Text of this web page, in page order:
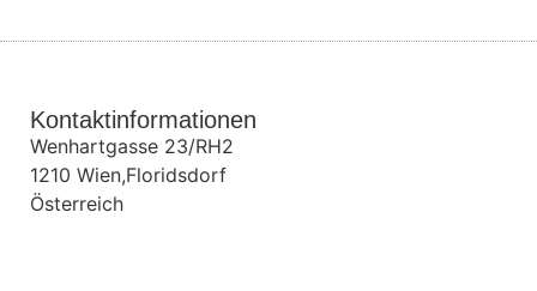
Kontaktinformationen
Wenhartgasse 23/RH2
1210 Wien,Floridsdorf
Österreich